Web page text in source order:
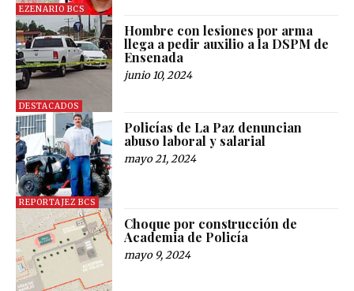
EZENARIO BCS
DESTACADOS
Hombre con lesiones por arma
llega a pedir auxilio a la DSPM de
Ensenada
junio 10, 2024
REPORTAJEZ BCS
Policías de La Paz denuncian
abuso laboral y salarial
mayo 21, 2024
Choque por construcción de
Academia de Policía
mayo 9, 2024